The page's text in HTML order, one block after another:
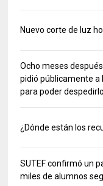
Nuevo corte de luz
Ocho meses
pidió públicamente a
para poder despedirlo
¿Dónde están los
SUTEF confirmó un
miles de alumnos